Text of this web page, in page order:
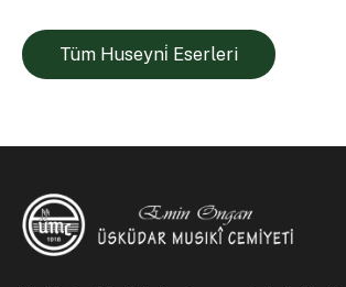
Tüm Huseyni̇ Eserleri